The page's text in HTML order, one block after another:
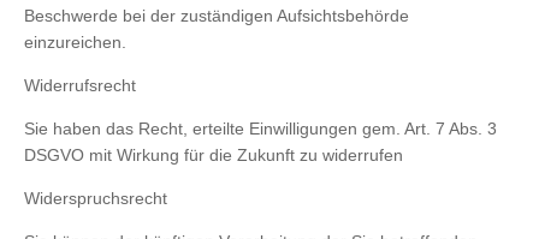
Beschwerde bei der zuständigen Aufsichtsbehörde
einzureichen.
Widerrufsrecht
Sie haben das Recht, erteilte Einwilligungen gem. Art. 7 Abs. 3
DSGVO mit Wirkung für die Zukunft zu widerrufen
Widerspruchsrecht